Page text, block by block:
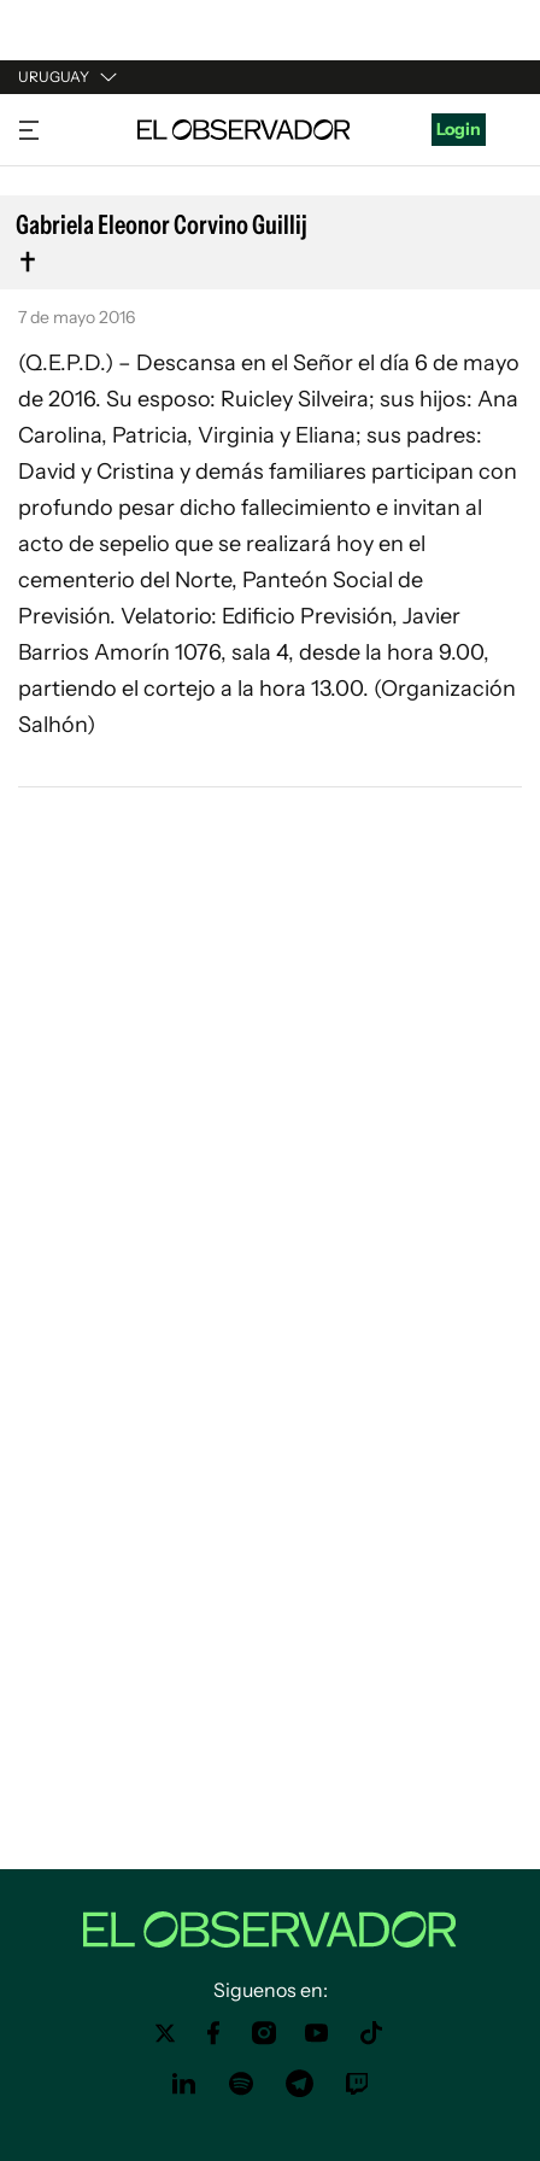
URUGUAY
URUGUAY
ARGENTINA
ESPAÑA
ESTADOS UNIDOS
Login
Gabriela Eleonor Corvino Guillij
7 de mayo 2016
(Q.E.P.D.) – Descansa en el Señor el día 6 de mayo
de 2016. Su esposo: Ruicley Silveira; sus hijos: Ana
Carolina, Patricia, Virginia y Eliana; sus padres:
David y Cristina y demás familiares participan con
profundo pesar dicho fallecimiento e invitan al
acto de sepelio que se realizará hoy en el
cementerio del Norte, Panteón Social de
Previsión. Velatorio: Edificio Previsión, Javier
Barrios Amorín 1076, sala 4, desde la hora 9.00,
partiendo el cortejo a la hora 13.00. (Organización
Salhón)
Siguenos en: